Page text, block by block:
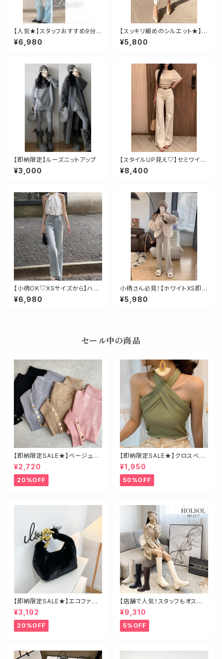
【人気★】スタッフおすすめ9分
丈セミフレアスリムデニム
¥6,980
【スッキリ細めのシルエット★】ハ
イウエスト九分丈スリムパンツ
¥5,800
【即納限定】ルーズニットアップ
¥3,000
【スタイルUP見え♡】セミワイド
ホワイトデニム
¥8,400
【小柄OK♡XSサイズから】ハイ
ウエストライトワイドデニム
¥6,980
小柄さん必見！【ホワイトXS即
納】丈短めニットパンツ
¥5,980
セール中の商品
【即納限定SALE★】ベージュ・
ゴールド釦ハイネックニット
¥2,720
20%OFF
【即納限定SALE★】クロスベア
トップス
¥1,950
50%OFF
【即納限定SALE★】エコファー
ビッグチェーンバッグ
¥3,192
20%OFF
【店舗で人気！スタッフもオスス
メ】ゴールド金具ロングブーツ
¥9,310
5%OFF